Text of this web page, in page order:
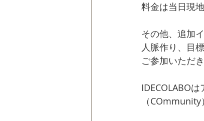
料金は当日現
その他、追加
人脈作り、目
ご参加いただ
IDECOLABO
（COmmunity